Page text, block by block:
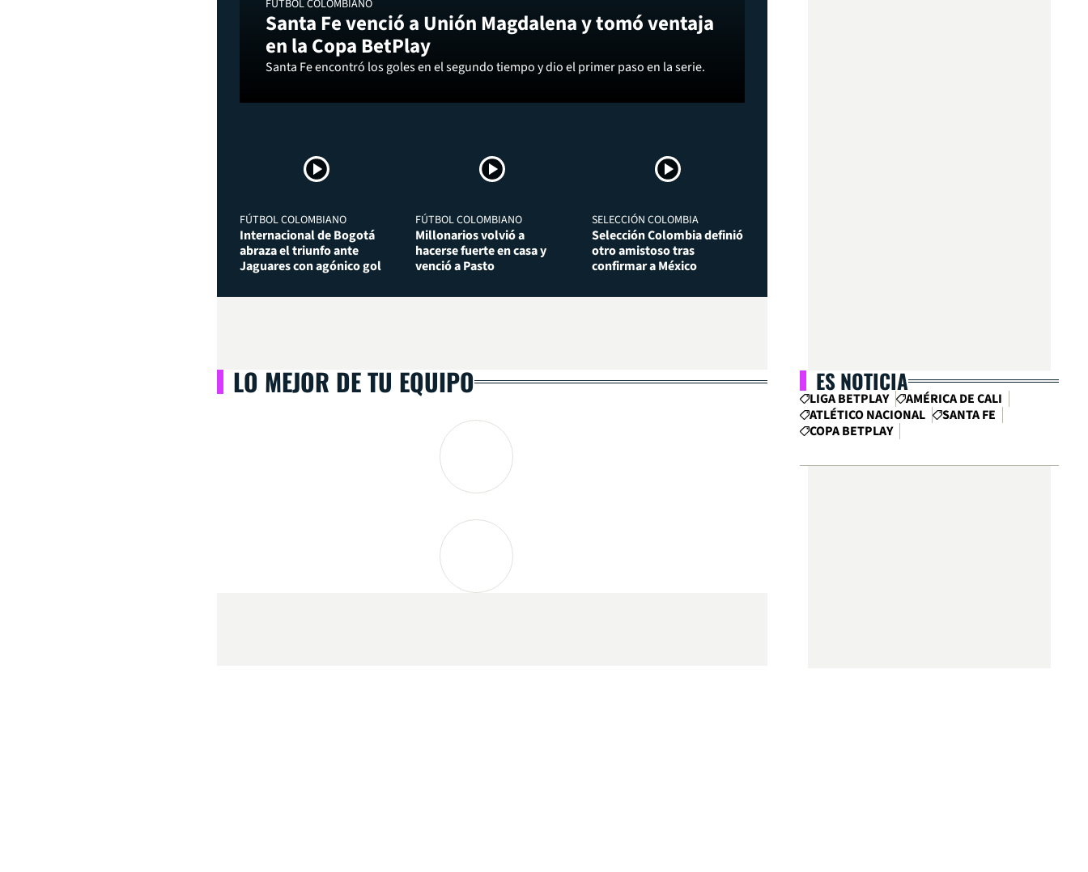
FÚTBOL COLOMBIANO
Santa Fe venció a Unión Magdalena y tomó ventaja
en la Copa BetPlay
Santa Fe encontró los goles en el segundo tiempo y dio el primer paso en la serie.
FÚTBOL COLOMBIANO
Internacional de Bogotá
abraza el triunfo ante
Jaguares con agónico gol
FÚTBOL COLOMBIANO
Millonarios volvió a
hacerse fuerte en casa y
venció a Pasto
SELECCIÓN COLOMBIA
Selección Colombia definió
otro amistoso tras
confirmar a México
LO MEJOR DE TU EQUIPO ES NOTICIA
LIGA BETPLAY
AMÉRICA DE CALI
ATLÉTICO NACIONAL
SANTA FE
COPA BETPLAY